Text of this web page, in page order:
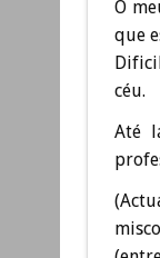
O
que
céu.
Até